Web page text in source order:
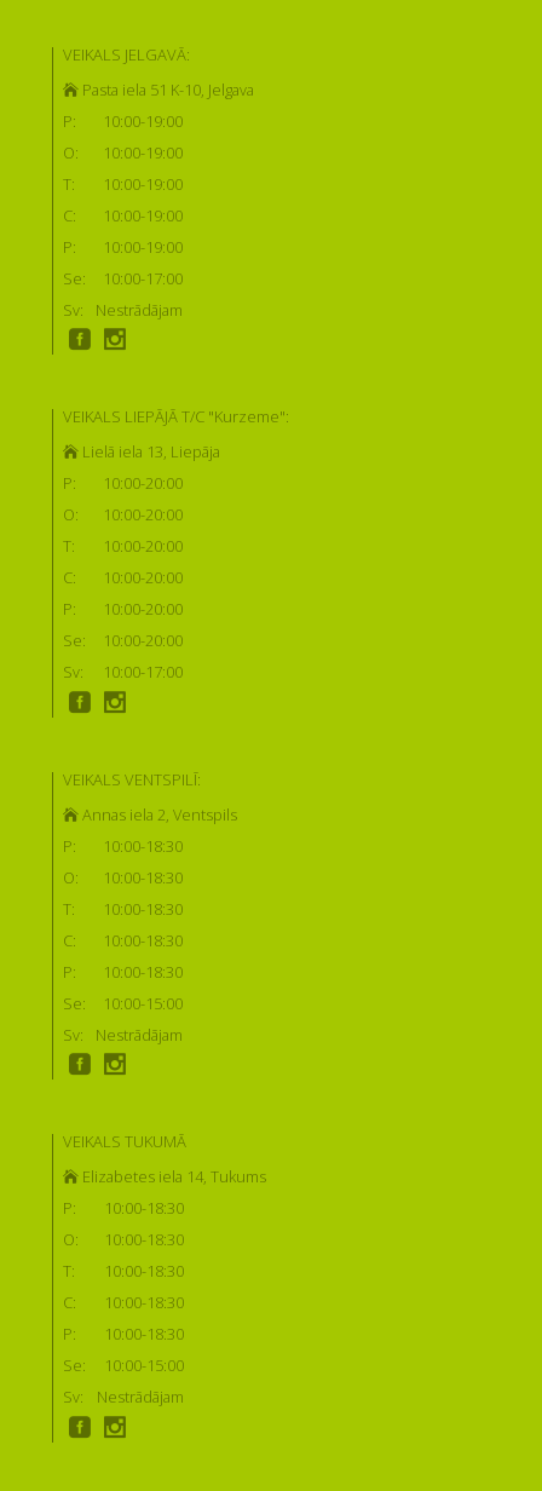
VEIKALS JELGAVĀ:
Pasta iela 51 K-10, Jelgava
P:
10:00-19:00
O:
10:00-19:00
T:
10:00-19:00
C:
10:00-19:00
P:
10:00-19:00
Se:
10:00-17:00
Sv:
Nestrādājam
VEIKALS LIEPĀJĀ T/C "Kurzeme":
Lielā iela 13, Liepāja
P:
10:00-20:00
O:
10:00-20:00
T:
10:00-20:00
C:
10:00-20:00
P:
10:00-20:00
Se:
10:00-20:00
Sv:
10:00-17:00
VEIKALS VENTSPILĪ:
Annas iela 2, Ventspils
P:
10:00-18:30
O:
10:00-18:30
T:
10:00-18:30
C:
10:00-18:30
P:
10:00-18:30
Se:
10:00-15:00
Sv:
Nestrādājam
VEIKALS TUKUMĀ
Elizabetes iela 14, Tukums
P:
10:00-18:30
O:
10:00-18:30
T:
10:00-18:30
C:
10:00-18:30
P:
10:00-18:30
Se:
10:00-15:00
Sv:
Nestrādājam